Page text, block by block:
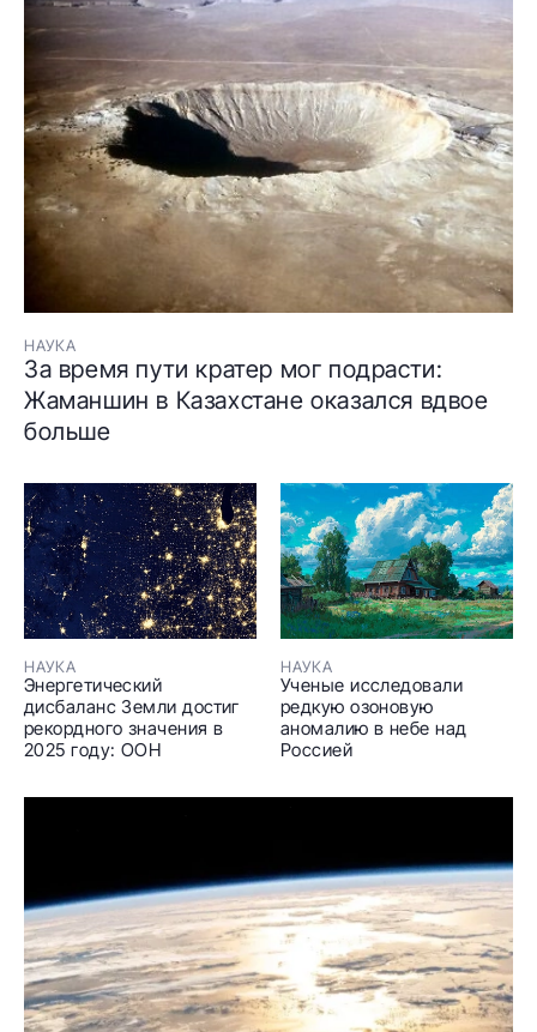
НАУКА
За время пути кратер мог подрасти:
Жаманшин в Казахстане оказался вдвое
больше
НАУКА
Энергетический
дисбаланс Земли достиг
рекордного значения в
2025 году: ООН
НАУКА
Ученые исследовали
редкую озоновую
аномалию в небе над
Россией